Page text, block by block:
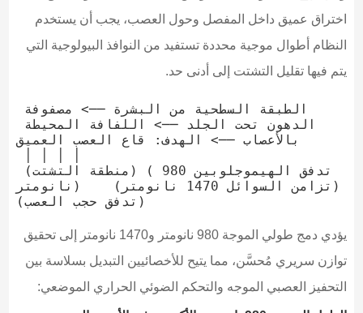
اختراق عميق داخل المفصل وحول العصب، يجب أن يستخدم
النظام أطوال موجية محددة تستفيد من النوافذ البيولوجية التي
يتم فيها تقليل التشتت إلى أدنى حد.
بالأعصاب ──> الهدف: قاع العصب العميق
نانومتر)    (تزامن السوائل 1470 نانومتر)
يؤدي دمج طولي الموجة 980 نانومتر و1470 نانومتر إلى تحقيق
توازن سريري مُحسَّن، مما يتيح للأخصائيين التبديل بسلاسة بين
التحفيز العصبي الموجه والتحكم الضوئي الحراري الموضعي: